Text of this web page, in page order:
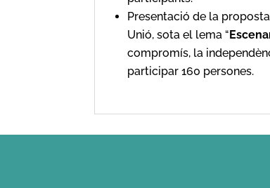
Presentació de la
Unió, sota el lema “
compromís, la
participar 160 persones.